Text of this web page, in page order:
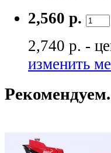
2,560 р.
2,740 р. -
изменить